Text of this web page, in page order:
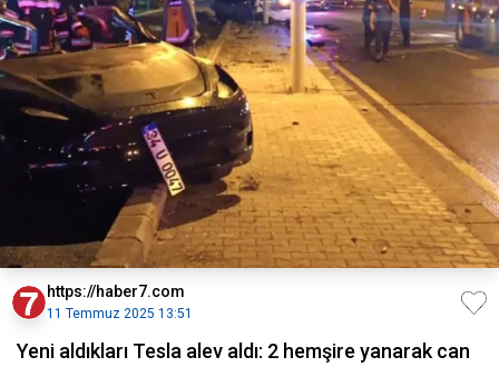
https://haber7.com
11 Temmuz 2025 13:51
Yeni aldıkları Tesla alev aldı: 2 hemşire yanarak can